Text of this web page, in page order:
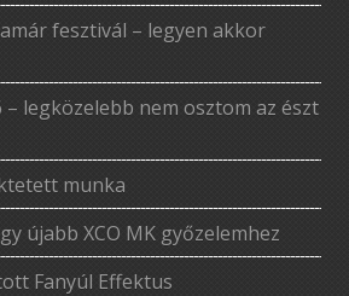
fesztivál – legyen akkor
– legközelebb nem osztom az észt
munka
újabb XCO MK győzelemhez
Fanyúl Effektus